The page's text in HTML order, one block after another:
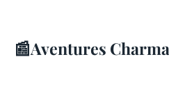
📰Aventures